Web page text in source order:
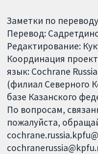
Заметки по переводу
Перевод:
Редактирование:
Координация
язык: Cochrane
(филиал Северного
базе Казанского
По вопросам,
пожалуйста,